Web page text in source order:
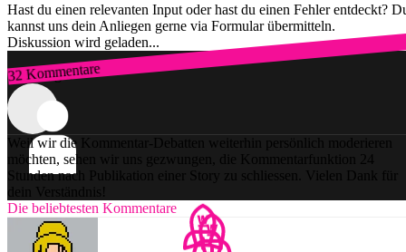
Hast du einen relevanten Input oder hast du einen Fehler entdeckt?
kannst uns dein Anliegen gerne via Formular übermitteln.
Diskussion wird geladen...
32 Kommentare
Zum Login
Weil wir die Kommentar-Debatten weiterhin persönlich moderieren
möchten, sehen wir uns gezwungen, die Kommentarfunktion 24
Stunden nach Publikation einer Story zu schliessen. Vielen Dank für
dein Verständnis!
Die beliebtesten Kommentare